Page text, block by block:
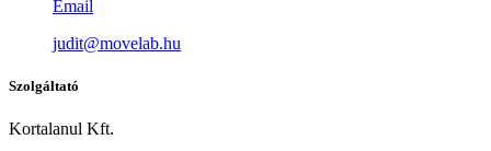
Email
judit@movelab.hu
Szolgáltató
Kortalanul Kft.